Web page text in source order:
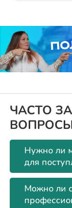
ЧАСТО
Нужно ли
для
Можно ли